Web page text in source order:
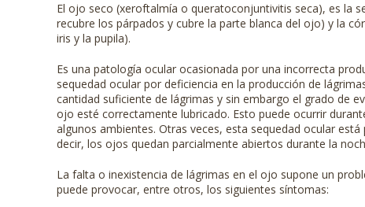
El ojo seco (xeroftalmía o queratoconjuntivitis seca), es la
recubre los párpados y cubre la parte blanca del ojo) y la
iris y la pupila).
Es una patología ocular ocasionada por una incorrecta
sequedad ocular por deficiencia en la producción de
cantidad suficiente de lágrimas y sin embargo el grado de
ojo esté correctamente lubricado. Esto puede ocurrir
algunos ambientes. Otras veces, esta sequedad ocular
decir, los ojos quedan parcialmente abiertos durante la
La falta o inexistencia de lágrimas en el ojo supone un
puede provocar, entre otros, los siguientes síntomas: